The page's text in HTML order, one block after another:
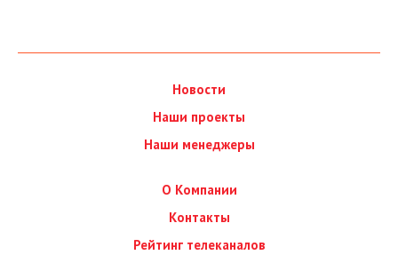
Новости
Наши проекты
Наши менеджеры
О Компании
Контакты
Рейтинг телеканалов